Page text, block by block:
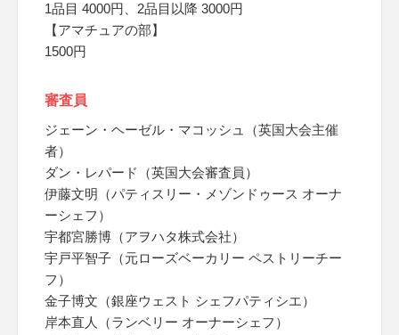
1品目 4000円、2品目以降 3000円
【アマチュアの部】
1500円
審査員
ジェーン・ヘーゼル・マコッシュ（英国大会主催
者）
ダン・レパード（英国大会審査員）
伊藤文明（パティスリー・メゾンドゥース オーナ
ーシェフ）
宇都宮勝博（アヲハタ株式会社）
宇戸平智子（元ローズベーカリー ペストリーチー
フ）
金子博文（銀座ウェスト シェフパティシエ）
岸本直人（ランベリー オーナーシェフ）